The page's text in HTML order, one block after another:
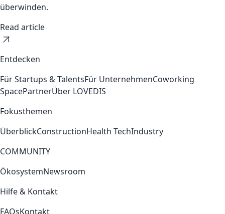
überwinden.
Read article
Entdecken
Für Startups & TalentsFür UnternehmenCoworking
SpacePartnerÜber LOVEDIS
Fokusthemen
ÜberblickConstructionHealth TechIndustry
COMMUNITY
ÖkosystemNewsroom
Hilfe & Kontakt
FAQsKontakt